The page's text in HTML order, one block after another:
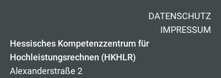
DATENSCHUTZ
IMPRESSUM
Hessisches Kompetenzzentrum für
Hochleistungsrechnen (HKHLR)
Alexanderstraße 2